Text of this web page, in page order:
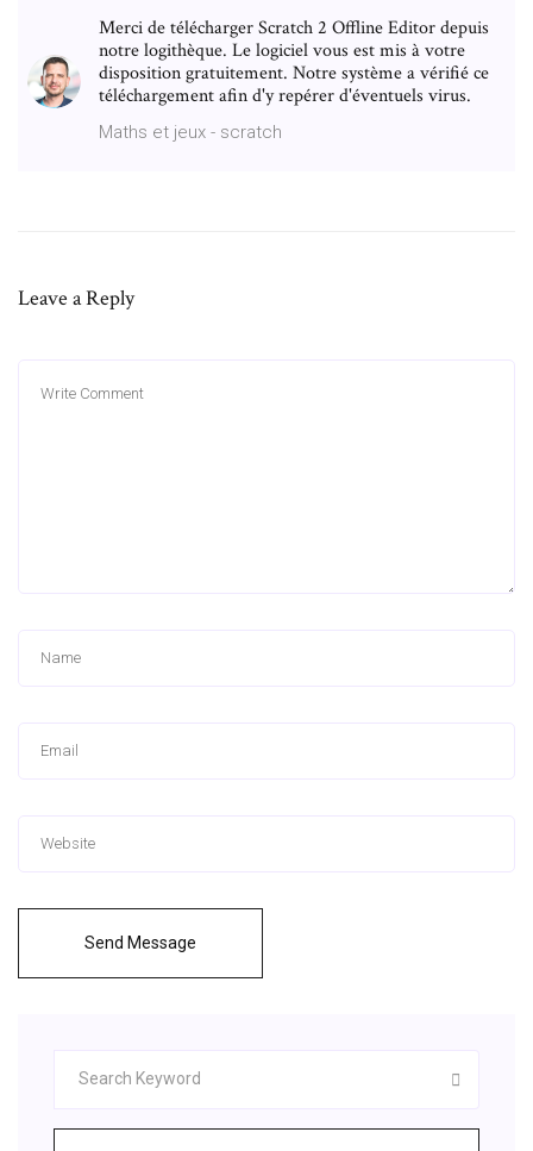
Merci de télécharger Scratch 2 Offline Editor depuis
notre logithèque. Le logiciel vous est mis à votre
disposition gratuitement. Notre système a vérifié ce
téléchargement afin d'y repérer d'éventuels virus.
Maths et jeux - scratch
Leave a Reply
Send Message